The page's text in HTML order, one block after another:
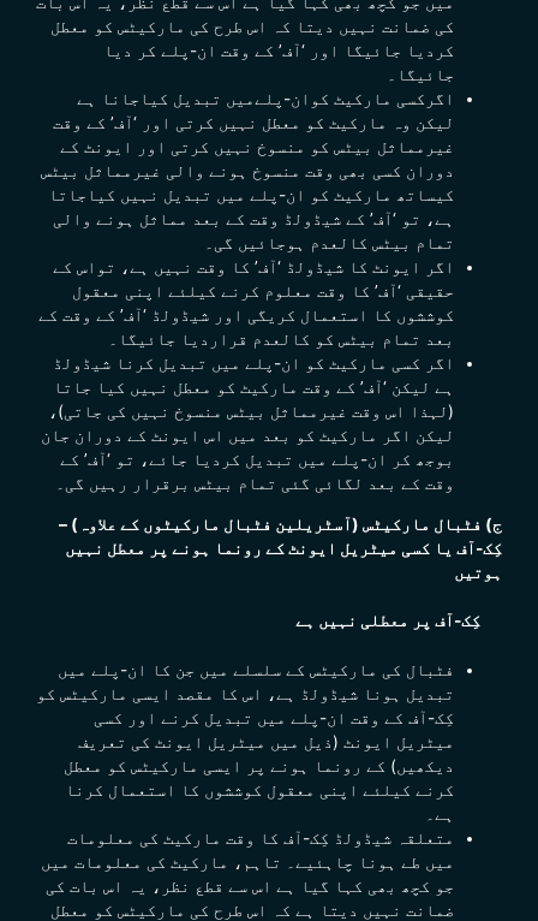
کی ضمانت نہیں دیتا کہ اس طرح کی مارکیٹس کو معطل
کردیا جائیگا اور ‘آف’ کے وقت ان-پلے کر دیا
جائیگا۔
اگرکسی مارکیٹ کوان-پلےمیں تبدیل کیاجانا ہے
لیکن وہ مارکیٹ کو معطل نہیں کرتی اور ‘آف’ کے وقت
غیرمماثل بیٹس کو منسوخ نہیں کرتی اور ایونٹ کے
دوران کسی بھی وقت منسوخ ہونے والی غیرمماثل بیٹس
کیساتھ مارکیٹ کو ان-پلے میں تبدیل نہیں کیاجاتا
ہے، تو ‘آف’ کے شیڈولڈ وقت کے بعد مماثل ہونے والی
تمام بیٹس کالعدم ہوجائیں گی۔
اگر
ایونٹ کا شیڈولڈ ‘آف’ کا وقت نہیں ہے،
تواس کے
حقیقی ‘آف’ کا وقت معلوم کرنے کیلئے اپنی معقول
کوششوں کا استعمال کریگی اور شیڈولڈ ‘آف’ کے وقت کے
بعد تمام بیٹس کو کالعدم قراردیا جائیگا۔
اگر کسی مارکیٹ کو
ان-پلے میں تبدیل کرنا شیڈولڈ
ہے لیکن ‘آف’ کے وقت مارکیٹ کو معطل نہیں کیا جاتا
(لہذا اس وقت غیرمماثل بیٹس منسوخ نہیں کی جاتی)،
لیکن اگر مارکیٹ کو بعد میں اس ایونٹ کے دوران جان
بوجھ کر ان-پلے میں تبدیل کردیا جائے، تو ‘آف’ کے
وقت کے بعد لگائی گئی تمام بیٹس برقرار رہیں گی۔
ج) فٹبال مارکیٹس (آسٹریلین فٹبال مارکیٹوں کے علاوہ) –
کِک-آف یا کسی میٹریل ایونٹ کے رونما ہونے پر معطل نہیں
ہوتیں
کِک-آف پر معطلی نہیں ہے
فٹبال کی مارکیٹس کے سلسلے میں جن کا ان-پلے میں
تبدیل ہونا شیڈولڈ ہے، اس کا مقصد ایسی مارکیٹس کو
کِک-آف کے وقت ان-پلے میں تبدیل کرنے اور کسی
میٹریل ایونٹ (ذیل میں میٹریل ایونٹ کی تعریف
دیکھیں) کے رونما ہونے پر ایسی مارکیٹس کو معطل
کرنے کیلئے اپنی معقول کوششوں کا استعمال کرنا
ہے۔
متعلقہ شیڈولڈ کِک-آف کا وقت مارکیٹ کی معلومات
میں طے ہونا چاہئیے۔ تاہم، مارکیٹ کی معلومات میں
جو کچھ بھی کہا گیا ہے اس سے قطع نظر، یہ اس بات کی
ضمانت نہیں دیتا ہے کہ اس طرح کی مارکیٹس کو معطل